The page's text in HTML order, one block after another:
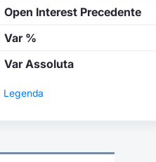
Open Interest Precedente
Var %
Var Assoluta
Legenda